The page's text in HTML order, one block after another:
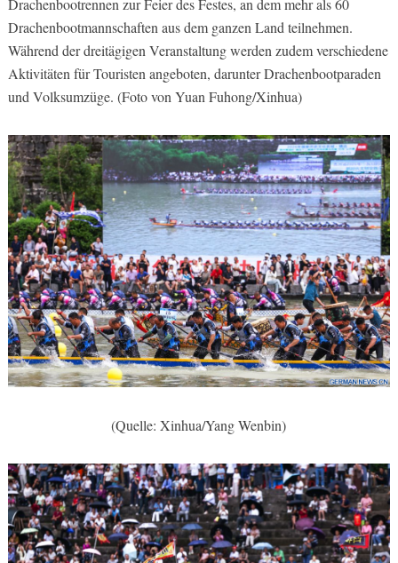
Drachenbootmannschaften aus dem ganzen Land teilnehmen.
Während der dreitägigen Veranstaltung werden zudem verschiedene
Aktivitäten für Touristen angeboten, darunter Drachenbootparaden
und Volksumzüge. (Foto von Yuan Fuhong/Xinhua)
(Quelle: Xinhua/Yang Wenbin)